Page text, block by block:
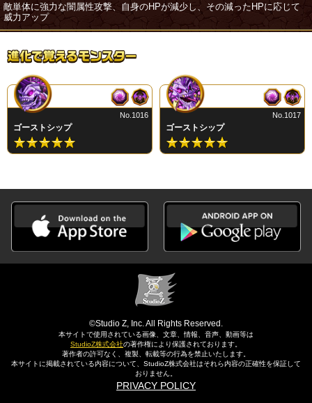
敵単体に強力な闇属性攻撃、自身のHPが減少し、その減ったHPに応じて
威力アップ
ゴーストシップ
No.1016
ゴーストシップ
No.1017
©Studio Z, Inc. All Rights Reserved.
本サイトで使用されている画像、文章、情報、音声、動画等は
StudioZ株式会社の著作権により保護されております。
著作者の許可なく、複製、転載等の行為を禁止いたします。
本サイトに掲載されている内容について、StudioZ株式会社はそれら内容の正確性を保証して
おりません。
PRIVACY POLICY